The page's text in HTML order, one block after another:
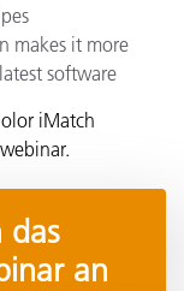
makes it more
software
iMatch
das
an